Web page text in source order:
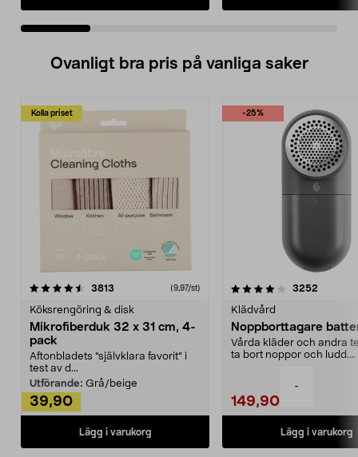
-
Ovanligt bra pris på vanliga saker
Kolla priset
3813 (9,97/st)
Köksrengöring & disk
Mikrofiberduk 32 x 31 cm, 4-
pack
Aftonbladets "självklara favorit” i
test av d...
Utförande: Grå/beige
39,90
Lägg i varukorg
-25%
4.0av 5 stjärnor 3252
Klädvård
Noppborttagare
Vårda kläder och andra
ta bort noppor och ludd.
149,90
Lägg i varukorg
4.5av 5 stjärnor